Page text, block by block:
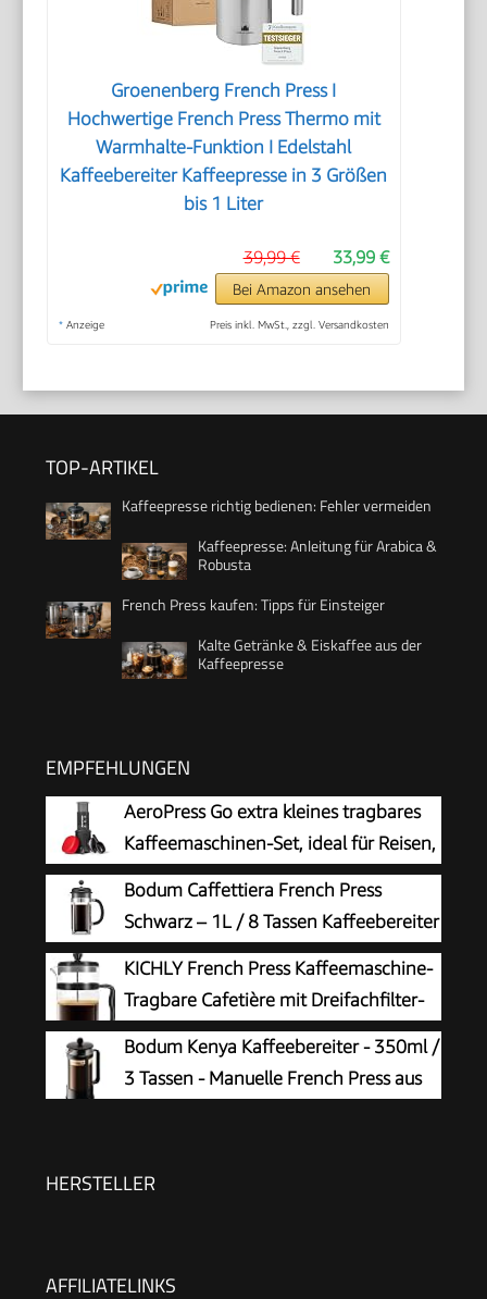
Groenenberg French Press I
Hochwertige French Press Thermo mit
Warmhalte-Funktion I Edelstahl
Kaffeebereiter Kaffeepresse in 3 Größen
bis 1 Liter
33,99 €
39,99 €
Bei Amazon ansehen
* Anzeige Preis inkl. MwSt., zzgl. Versandkosten
TOP-ARTIKEL
Kaffeepresse richtig bedienen: Fehler vermeiden
Kaffeepresse: Anleitung für Arabica &
Robusta
French Press kaufen: Tipps für Einsteiger
Kalte Getränke & Eiskaffee aus der
Kaffeepresse
EMPFEHLUNGEN
AeroPress Go extra kleines tragbares
Kaffeemaschinen-Set, ideal für Reisen,
Wandern & Camping, All-in-One
French Press, manuelle Espresso- & Pour-Over-
Kaffeemaschine, 2 Min Brühzeit
Bodum Caffettiera French Press
Schwarz – 1L / 8 Tassen Kaffeebereiter
– Hitzebeständiges Glas –
Edelstahlfilter – BPA-frei & spülmaschinenfest –
Hergestellt in Portugal
KICHLY French Press Kaffeemaschine-
Tragbare Cafetière mit Dreifachfilter-
Hitzebeständiges Glas mit
Edelstahlgehäuse- Große Karaffe-
1000ml / 1 litre / 34Oz - Schwarz
Bodum Kenya Kaffeebereiter - 350ml /
3 Tassen - Manuelle French Press aus
HERSTELLER
AFFILIATELINKS